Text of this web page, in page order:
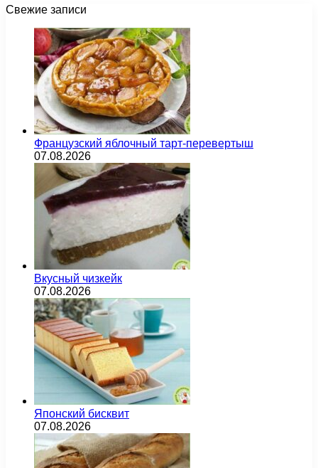
Свежие записи
Французский яблочный тарт-перевертыш
07.08.2026
Вкусный чизкейк
07.08.2026
Японский бисквит
07.08.2026